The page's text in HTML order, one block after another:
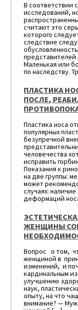
В соответствии
исследований,
считают это
которого
следствие
представителей
Маленькая или
по наследству.
ПЛАСТИКА
ПОСЛЕ,
Пластика носа
популярных
безупречной
человечества
исправить
Показания к
на две группы:
может
случаях:
деформаций
ЖЕНЩИНЫ
Вопрос о том,
женщиной в
изменений, и
кардинальным
улучшению
наук,
опыту, на что
внимание? —